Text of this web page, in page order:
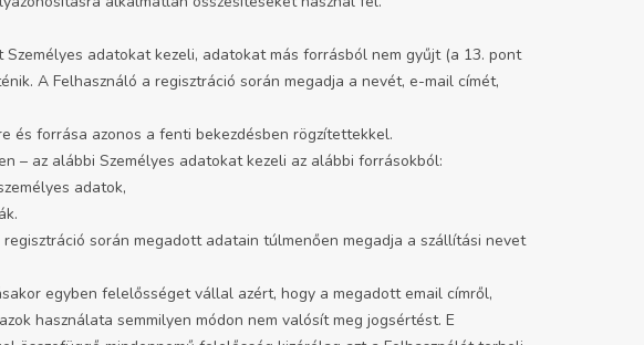
adatokat kezeli, adatokat más forrásból nem gyűjt (a 13. pont
A Felhasználó a regisztráció során megadja a nevét, e-mail címét,
és forrása azonos a fenti bekezdésben rögzítettekkel.
– az alábbi Személyes adatokat kezeli az alábbi forrásokból:
adatok,
során megadott adatain túlmenően megadja a szállítási nevet
egyben felelősséget vállal azért, hogy a megadott email címről,
használata semmilyen módon nem valósít meg jogsértést. E